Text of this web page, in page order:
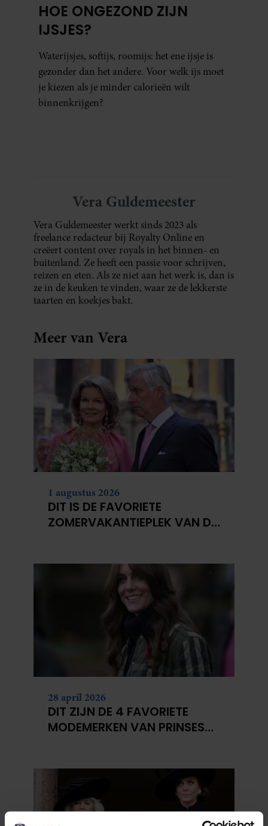
HOE ONGEZOND ZIJN
IJSJES?
Waterijsjes, softijs, roomijs: het ene ijsje is
gezonder dan het andere. Voor welk ijs moet
je kiezen als je minder calorieën wilt
binnenkrijgen?
Vera Guldemeester
Vera Guldemeester werkt sinds 2023 als
freelance redacteur bij Royalty Online en
creëert content over royals in het binnen- en
buitenland. Ze heeft een passie voor schrijven,
reizen en eten. Als ze niet aan het werk is, dan is
ze in de keuken te vinden, waar ze de lekkerste
taarten en koekjes bakt.
Meer van Vera
1 augustus 2026
DIT IS DE FAVORIETE
ZOMERVAKANTIEPLEK VAN DE
28 april 2026
DIT ZIJN DE 4 FAVORIETE
MODEMERKEN VAN PRINSES